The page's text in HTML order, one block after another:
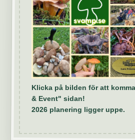
Klicka på bilden för att
& Event" sidan!
2026 planering ligger uppe.